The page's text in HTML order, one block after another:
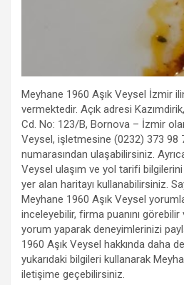
Meyhane 1960 Aşık Veysel İzmir
vermektedir. Açık adresi
Cd. No: 123/B, Bornova – İzmir
Veysel, işletmesine (0232) 373 98
numarasından ulaşabilirsiniz.
Veysel ulaşım ve yol tarifi
yer alan haritayı kullanabilirsiniz.
Meyhane 1960 Aşık Veysel
inceleyebilir, firma puanını
yorum yaparak deneyimlerinizi
1960 Aşık Veysel hakkında daha
yukarıdaki bilgileri kullanarak
iletişime geçebilirsiniz.